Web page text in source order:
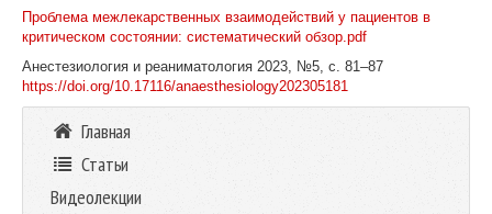
Проблема межлекарственных взаимодействий у пациентов в
критическом состоянии: систематический обзор.pdf
Анестезиология и реаниматология 2023, №5, с. 81–87
https://doi.org/10.17116/anaesthesiology202305181
Главная
Статьи
Видеолекции